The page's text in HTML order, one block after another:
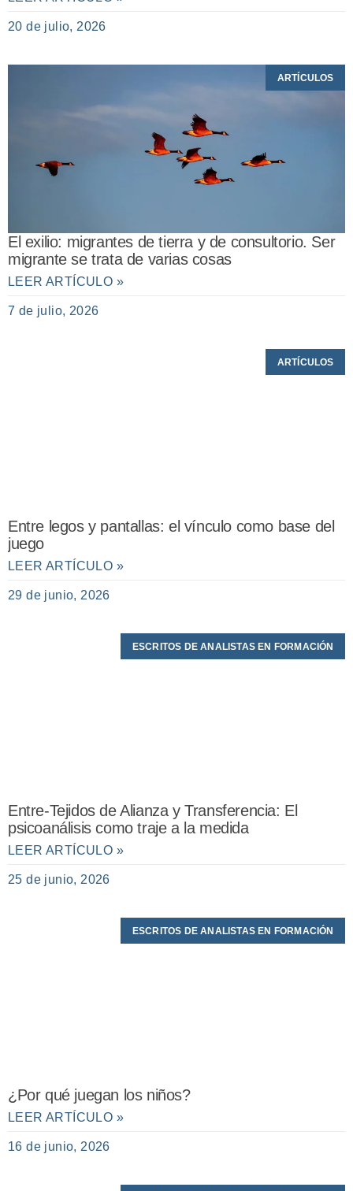
20 de julio, 2026
ARTÍCULOS
El exilio: migrantes de tierra y de consultorio. Ser
migrante se trata de varias cosas
LEER ARTÍCULO »
7 de julio, 2026
ARTÍCULOS
Entre legos y pantallas: el vínculo como base del
juego
LEER ARTÍCULO »
29 de junio, 2026
ESCRITOS DE ANALISTAS EN FORMACIÓN
Entre-Tejidos de Alianza y Transferencia: El
psicoanálisis como traje a la medida
LEER ARTÍCULO »
25 de junio, 2026
ESCRITOS DE ANALISTAS EN FORMACIÓN
¿Por qué juegan los niños?
LEER ARTÍCULO »
16 de junio, 2026